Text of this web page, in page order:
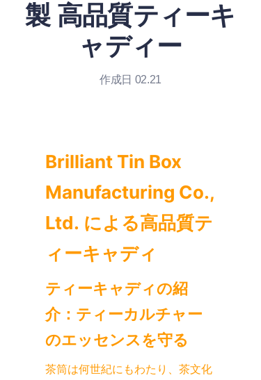
製 高品質ティーキ
ャディー
作成日 02.21
Brilliant Tin Box
Manufacturing Co.,
Ltd. による高品質テ
ティーキャディの紹
介：ティーカルチャー
茶筒は何世紀にもわたり、茶文化
トレードショー 2026